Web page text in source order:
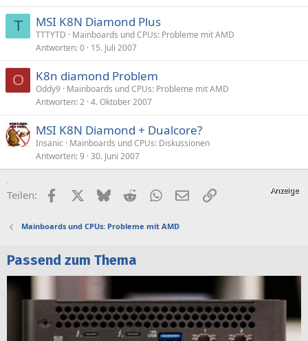
T MSI K8N Diamond Plus
TTTYTD
Mainboards und CPUs: Probleme mit AMD
Antworten 0 15. Juli 2007
O K8n diamond Problem
Oddy9
Mainboards und CPUs: Probleme mit AMD
Antworten 2 4. Oktober 2007
MSI K8N Diamond + Dualcore?
Insanic
Mainboards und CPUs: Diskussionen
Antworten 9 30. Juni 2007
Teilen: FacebookX (Twitter)
BlueskyRedditWhatsApp
E-MailLink
Mainboards und CPUs: Probleme mit AMD
Passend zum Thema